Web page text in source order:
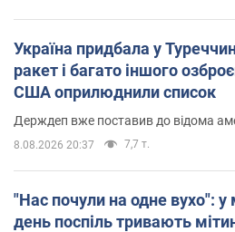
Україна придбала у
ракет і багато іншого
США оприлюднили список
Держдеп вже поставив до відома
8.08.2026 20:37 7,7 т.
"Нас почули на одне вухо": у
день поспіль тривають